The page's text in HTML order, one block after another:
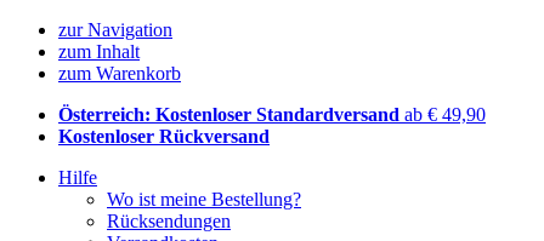
zur Navigation
zum Inhalt
zum Warenkorb
Österreich: Kostenloser Standardversand ab € 49,90
Kostenloser Rückversand
Hilfe
Wo ist meine Bestellung?
Rücksendungen